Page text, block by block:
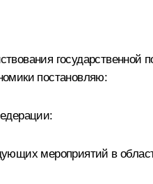
государственной
постановляю:
мероприятий в